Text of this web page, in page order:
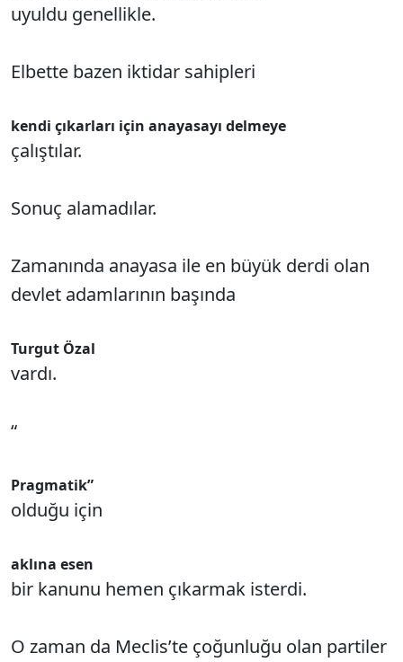
uyuldu genellikle.
Elbette bazen iktidar sahipleri
kendi çıkarları için anayasayı delmeye
çalıştılar.
Sonuç alamadılar.
Zamanında anayasa ile en büyük derdi olan
devlet adamlarının başında
Turgut Özal
vardı.
“
Pragmatik”
olduğu için
aklına esen
bir kanunu hemen çıkarmak isterdi.
O zaman da Meclis’te çoğunluğu olan partiler